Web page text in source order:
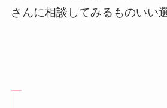
さんに相談してみるものいい